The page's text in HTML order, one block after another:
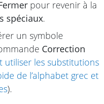
pour revenir à la
spéciaux.
un symbole
Correction
utiliser les substitutions
de l’alphabet grec et
).